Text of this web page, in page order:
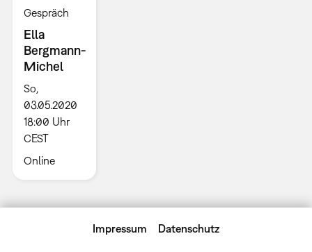
Gespräch
Ella
Bergmann-
Michel
So,
03.05.2020
18:00 Uhr
CEST
Online
Impressum Datenschutz